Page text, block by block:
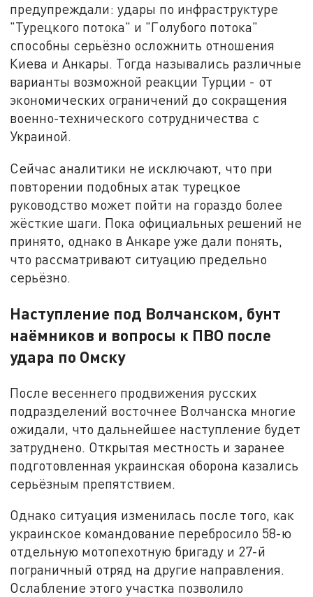
предупреждали: удары по инфраструктуре
"Турецкого потока" и "Голубого потока"
способны серьёзно осложнить отношения
Киева и Анкары. Тогда назывались различные
варианты возможной реакции Турции - от
экономических ограничений до сокращения
военно-технического сотрудничества с
Украиной.
Сейчас аналитики не исключают, что при
повторении подобных атак турецкое
руководство может пойти на гораздо более
жёсткие шаги. Пока официальных решений не
принято, однако в Анкаре уже дали понять,
что рассматривают ситуацию предельно
серьёзно.
Наступление под Волчанском, бунт
наёмников и вопросы к ПВО после
удара по Омску
После весеннего продвижения русских
подразделений восточнее Волчанска многие
ожидали, что дальнейшее наступление будет
затруднено. Открытая местность и заранее
подготовленная украинская оборона казались
серьёзным препятствием.
Однако ситуация изменилась после того, как
украинское командование перебросило 58-ю
отдельную мотопехотную бригаду и 27-й
пограничный отряд на другие направления.
Ослабление этого участка позволило